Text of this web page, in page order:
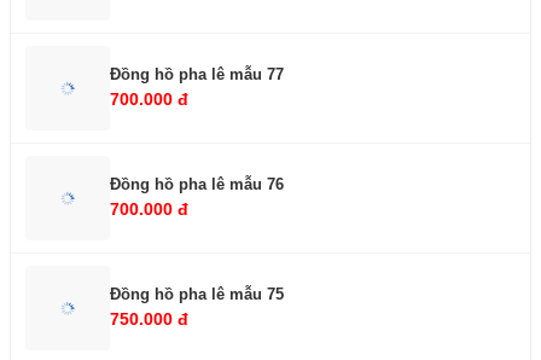
Đồng hồ pha lê mẫu 77
700.000 đ
Đồng hồ pha lê mẫu 76
700.000 đ
Đồng hồ pha lê mẫu 75
750.000 đ